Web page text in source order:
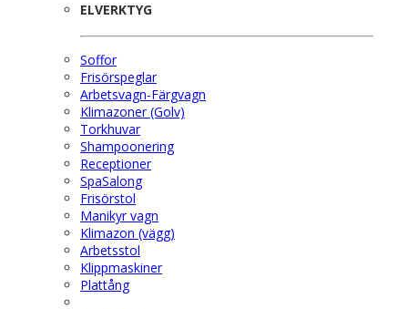
ELVERKTYG
Soffor
Frisörspeglar
Arbetsvagn-Färgvagn
Klimazoner (Golv)
Torkhuvar
Shampoonering
Receptioner
SpaSalong
Frisörstol
Manikyr vagn
Klimazon (vägg)
Arbetsstol
Klippmaskiner
Plattång